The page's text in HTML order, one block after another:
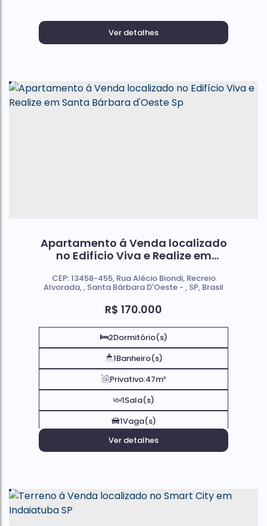
Ver detalhes
Apartamento á Venda localizado
no Edifício Viva e Realize em
R$ 170.000
CEP: 13458-455, Rua Alécio Biondi, Recreio
Alvorada , Santa Bárbara D'Oeste , SP, Brasil
2Dormitório(s)
1Banheiro(s)
Privativo:47m²
1Sala(s)
1Vaga(s)
Ver detalhes